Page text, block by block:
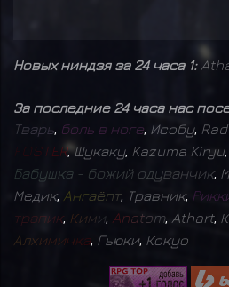
Новых ниндзя за 24 часа 1:
За последние 24 часа нас
Тварь боль в ноге Исобу,
O STER,Шукаку, Kazuma Kiryu,
Бабушка - божий одуванчик,
Медик, Ангаёпт, Травник, Рикк
трапик, Кими Anatom Athart,
Алхимичка Гьюки, Кокуо